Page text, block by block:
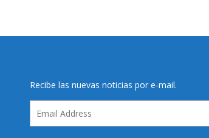
Recibe las nuevas noticias por e-mail.
Address